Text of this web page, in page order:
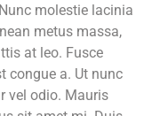
molestie lacinia
metus massa,
at leo. Fusce
congue a. Ut nunc
vel odio. Mauris